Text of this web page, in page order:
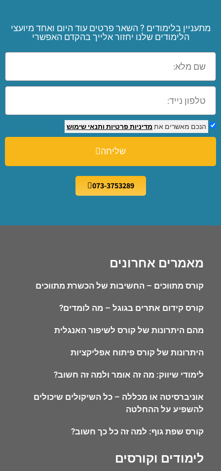
מתעניין בלימודים ? השאר פרטים עוד היום ואחד מיועצי
הלימודים שלנו יחזור אלייך בהקדם האפשרי
הנכם מאשרים את מדיניות פרטיות ותנאי שימוש
שליחה
073-3753289
לימודים וקורסים
מאמרים אחרונים
קורס מתווכים – החשיבות של הכשרת מתווכים
קורס קידום אתרים בגוגל – מה לומדים?
מהם היתרונות של קורס לשיפור האנגלית
היתרונות של קורס פיתוח אפליקציות
לימודי שיווק: מה זה אומר ולמה זה חשוב?
אוניברסיטה או מכללה – כל השיקולים שיכולים
להשפיע על ההחלטה
קורס שפת גוף: למה זה כל כך חשוב?